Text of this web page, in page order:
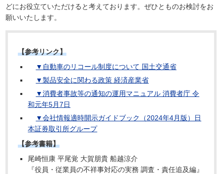
どにお役立ていただけると考えております。ぜひとものお検討をお
願いいたします。
【参考リンク】
▼自動車のリコール制度について 国土交通省
▼製品安全に関わる政策 経済産業省
▼消費者事故等の通知の運用マニュアル 消費者庁 令
和元年5月7日
▼会社情報適時開示ガイドブック（2024年4月版）日
本証券取引所グループ
【参考書籍】
尾崎恒康 平尾覚 大賀朋貴 船越涼介
『役員・従業員の不祥事対応の実務 調査・責任追及編』